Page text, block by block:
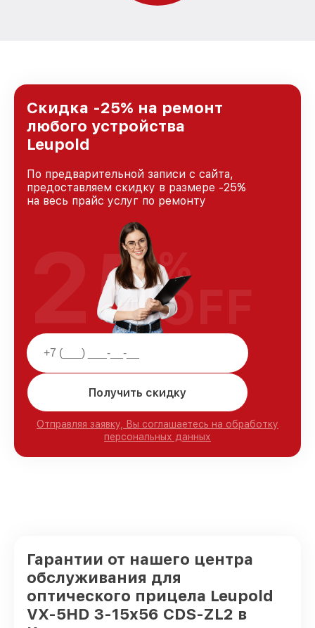
Скидка -25% на ремонт
любого устройства
Leupold
По предварительной записи с сайта,
предоставляем скидку в размере -25%
на весь прайс услуг по ремонту
Получить скидку
Отправляя заявку, Вы соглашаетесь на обработку
персональных данных
25%
OFF
Гарантии от нашего центра
обслуживания для
оптического прицела Leupold
VX-5HD 3-15x56 CDS-ZL2 в